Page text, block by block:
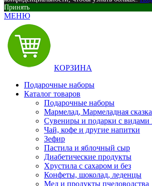
Принять
МЕНЮ
КОРЗИНА
Подарочные наборы
Каталог товаров
Подарочные наборы
Мармелад, Мармеладная сказка
Сувениры и подарки с видами
Чай, кофе и другие напитки
Зефир
Пастила и яблочный сыр
Диабетические продукты
Хрустила с сахаром и без
Конфеты, шоколад, леденцы
Мед и продукты пчеловодства